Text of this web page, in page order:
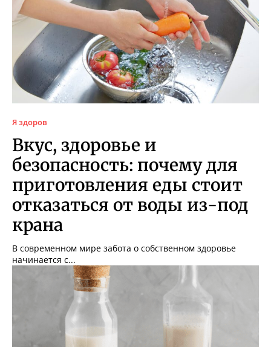
Я здоров
Вкус, здоровье и
безопасность: почему для
приготовления еды стоит
отказаться от воды из-под
крана
В современном мире забота о собственном здоровье
начинается с...